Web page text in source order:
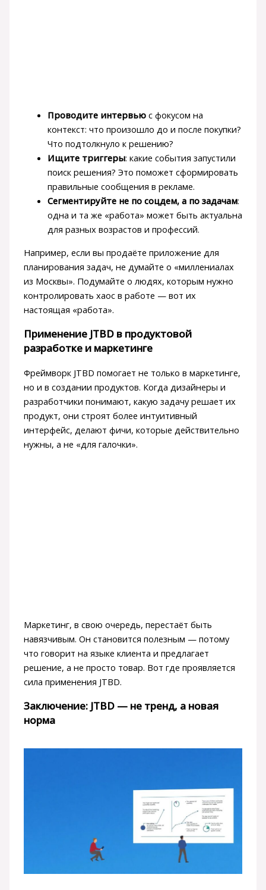
Проводите интервьюс фокусом на
контекст: что произошло до и после покупки?
Что подтолкнуло к решению?
Ищите триггеры: какие события запустили
поиск решения? Это поможет сформировать
правильные сообщения в рекламе.
Сегментируйте не по соцдем, а по задачам:
одна и та же «работа» может быть актуальна
для разных возрастов и профессий.
Например, если вы продаёте приложение для
планирования задач, не думайте о «миллениалах
из Москвы». Подумайте о людях, которым нужно
контролировать хаос в работе — вот их
настоящая «работа».
Применение JTBD в продуктовой
разработке и маркетинге
Фреймворк JTBD помогает не только в маркетинге,
но и в создании продуктов. Когда дизайнеры и
разработчики понимают, какую задачу решает их
продукт, они строят более интуитивный
интерфейс, делают фичи, которые действительно
нужны, а не «для галочки».
Маркетинг, в свою очередь, перестаёт быть
навязчивым. Он становится полезным — потому
что говорит на языке клиента и предлагает
решение, а не просто товар. Вот где проявляется
сила применения JTBD.
Заключение: JTBD — не тренд, а новая
норма